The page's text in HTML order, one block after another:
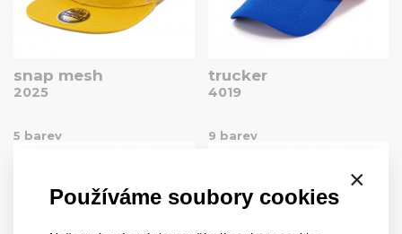
×
Používáme soubory cookies
snap mesh
2025
5 barev
trucker
4019
9 barev